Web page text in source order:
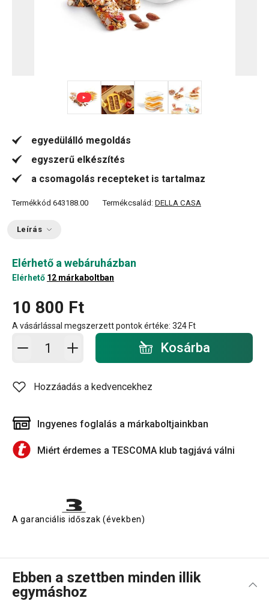
egyedülálló megoldás
egyszerű elkészítés
a csomagolás recepteket is tartalmaz
Termékkód 643188.00 Termékcsalád: DELLA CASA
Leírás
Elérhető a webáruházban
Elérhető 12 márkaboltban
10 800 Ft
A vásárlással megszerzett pontok értéke: 324 Ft
Kosárba - mennyiség Kosárba
Hozzáadás a kedvencekhez
Ingyenes foglalás a márkaboltjainkban
Miért érdemes a TESCOMA klub tagjává válni
A garanciális időszak (években)
Ebben a szettben minden illik
egymáshoz